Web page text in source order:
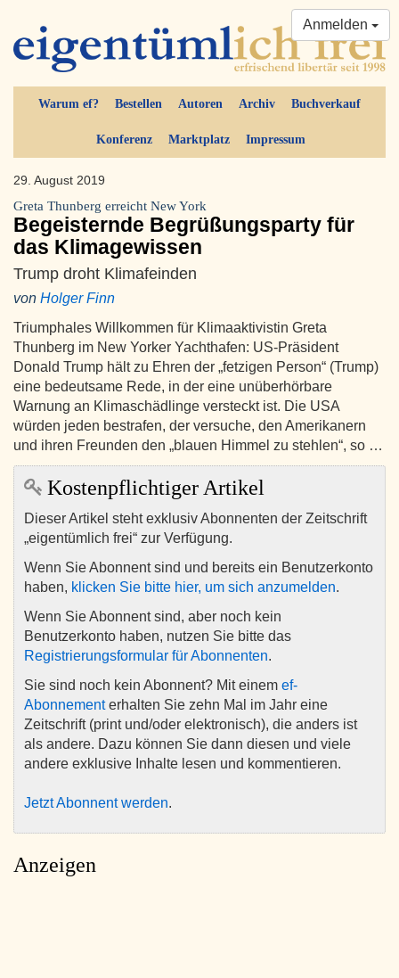
Warum ef? Bestellen Autoren Archiv Buchverkauf
Konferenz Marktplatz Impressum
Anmelden
29. August 2019
Greta Thunberg erreicht New York
Begeisternde Begrüßungsparty für
das Klimagewissen
Trump droht Klimafeinden
von Holger Finn
Triumphales Willkommen für Klimaaktivistin Greta
Thunberg im New Yorker Yachthafen: US-Präsident
Donald Trump hält zu Ehren der „fetzigen Person“ (Trump)
eine bedeutsame Rede, in der eine unüberhörbare
Warnung an Klimaschädlinge versteckt ist. Die USA
würden jeden bestrafen, der versuche, den Amerikanern
und ihren Freunden den „blauen Himmel zu stehlen“, so …
Kostenpflichtiger Artikel
Dieser Artikel steht exklusiv Abonnenten der Zeitschrift
„eigentümlich frei“ zur Verfügung.
Wenn Sie Abonnent sind und bereits ein Benutzerkonto
haben, klicken Sie bitte hier, um sich anzumelden.
Wenn Sie Abonnent sind, aber noch kein
Benutzerkonto haben, nutzen Sie bitte das
Registrierungsformular für Abonnenten.
Sie sind noch kein Abonnent? Mit einem ef-
Abonnementerhalten Sie zehn Mal im Jahr eine
Zeitschrift (print und/oder elektronisch), die anders ist
als andere. Dazu können Sie dann diesen und viele
andere exklusive Inhalte lesen und kommentieren.
Jetzt Abonnent werden.
Anzeigen